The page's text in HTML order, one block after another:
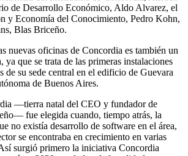
de Desarrollo Económico, Aldo Alvarez, el
y Economía del Conocimiento, Pedro Kohn,
Blas Briceño.
nuevas oficinas de Concordia es también un
ya que se trata de las primeras instalaciones
de su sede central en el edificio de Guevara
de Buenos Aires.
—tierra natal del CEO y fundador de
fue elegida cuando, tiempo atrás, la
no existía desarrollo de software en el área,
se encontraba en crecimiento en varias
surgió primero la iniciativa Concordia